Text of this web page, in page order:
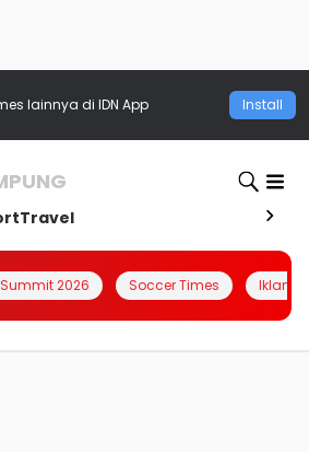
lainnya di IDN App Install
Travel
2026 Soccer Times Iklanin